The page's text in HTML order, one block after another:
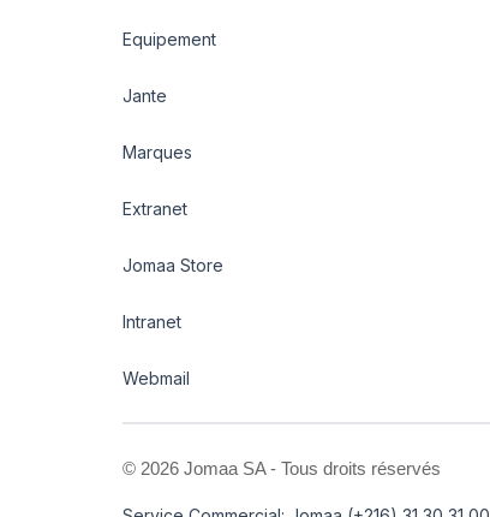
Equipement
Jante
Marques
Extranet
Jomaa Store
Intranet
Webmail
© 2026 Jomaa SA - Tous droits réservés